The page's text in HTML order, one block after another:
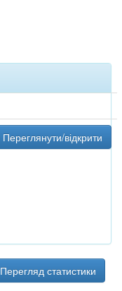
Переглянути/відкрити
Перегляд статистики